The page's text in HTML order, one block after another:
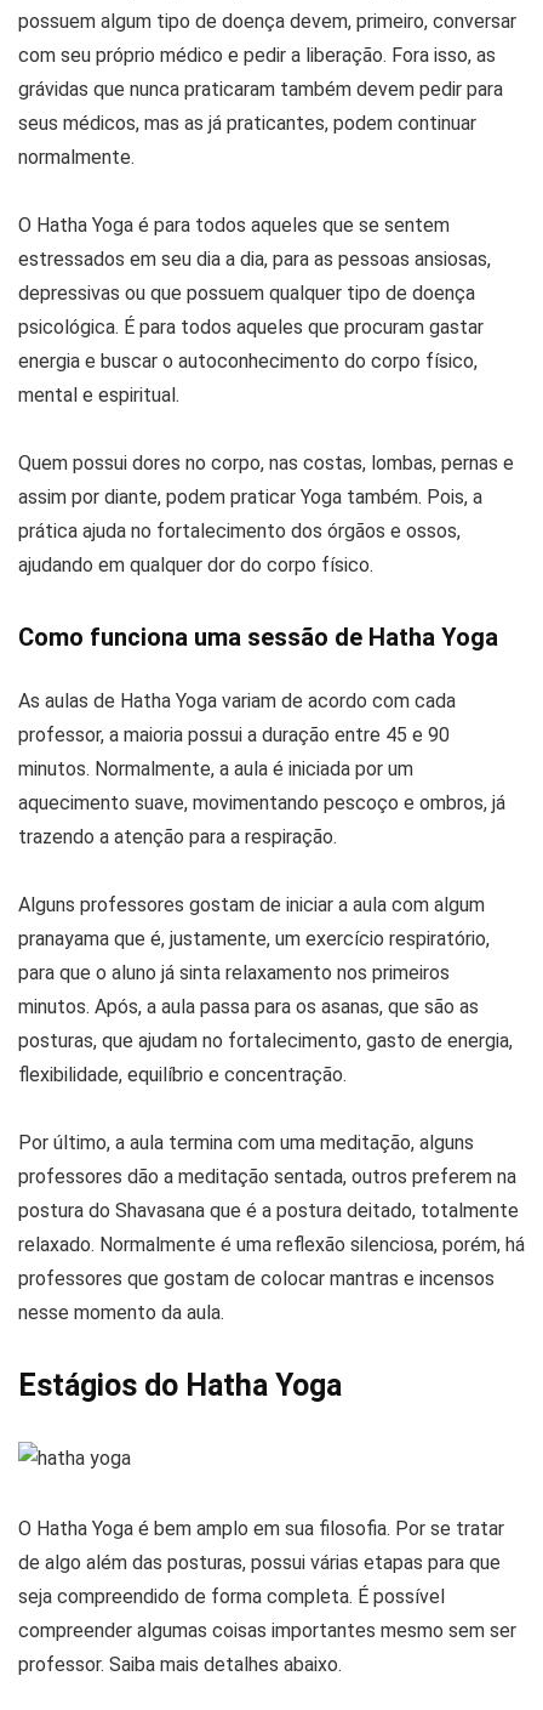
possuem algum tipo de doença devem, primeiro, conversar
com seu próprio médico e pedir a liberação. Fora isso, as
grávidas que nunca praticaram também devem pedir para
seus médicos, mas as já praticantes, podem continuar
normalmente.
O Hatha Yoga é para todos aqueles que se sentem
estressados em seu dia a dia, para as pessoas ansiosas,
depressivas ou que possuem qualquer tipo de doença
psicológica. É para todos aqueles que procuram gastar
energia e buscar o autoconhecimento do corpo físico,
mental e espiritual.
Quem possui dores no corpo, nas costas, lombas, pernas e
assim por diante, podem praticar Yoga também. Pois, a
prática ajuda no fortalecimento dos órgãos e ossos,
ajudando em qualquer dor do corpo físico.
Como funciona uma sessão de Hatha Yoga
As aulas de Hatha Yoga variam de acordo com cada
professor, a maioria possui a duração entre 45 e 90
minutos. Normalmente, a aula é iniciada por um
aquecimento suave, movimentando pescoço e ombros, já
trazendo a atenção para a respiração.
Alguns professores gostam de iniciar a aula com algum
pranayama que é, justamente, um exercício respiratório,
para que o aluno já sinta relaxamento nos primeiros
minutos. Após, a aula passa para os asanas, que são as
posturas, que ajudam no fortalecimento, gasto de energia,
flexibilidade, equilíbrio e concentração.
Por último, a aula termina com uma meditação, alguns
professores dão a meditação sentada, outros preferem na
postura do Shavasana que é a postura deitado, totalmente
relaxado. Normalmente é uma reflexão silenciosa, porém, há
professores que gostam de colocar mantras e incensos
nesse momento da aula.
Estágios do Hatha Yoga
O Hatha Yoga é bem amplo em sua filosofia. Por se tratar
de algo além das posturas, possui várias etapas para que
seja compreendido de forma completa. É possível
compreender algumas coisas importantes mesmo sem ser
professor. Saiba mais detalhes abaixo.